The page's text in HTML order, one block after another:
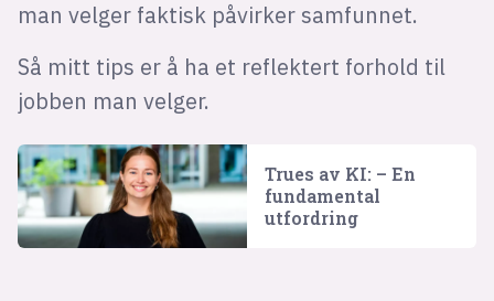
man velger faktisk påvirker samfunnet.
Så mitt tips er å ha et reflektert forhold til
jobben man velger.
Trues av KI: – En
fundamental
utfordring